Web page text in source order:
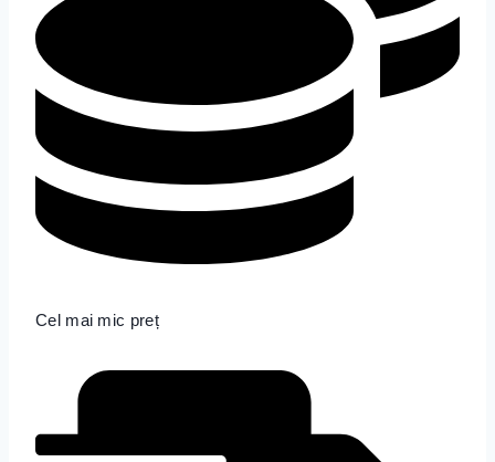
Cel mai mic preț